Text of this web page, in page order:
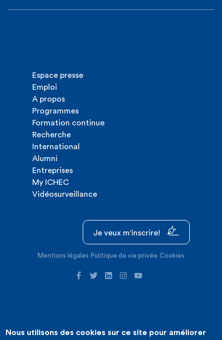
Espace presse
Emploi
A propos
Programmes
Formation continue
Recherche
International
Alumni
Entreprises
My ICHEC
Vidéosurveillance
Je veux m'inscrire!
Mentions légales Politique de vie privée Cookies
©2026 ICHEC |Création de site internet : Expansion
Nous utilisons des cookies sur ce site pour améliorer